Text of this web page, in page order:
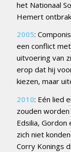
het Nationaal
Hemert
2005:
een conflict
uitvoering van
erop dat hij
kiezen, maar
2010: Eén lied
zouden
Edsilia, Gordon
zich niet
Corry Konings